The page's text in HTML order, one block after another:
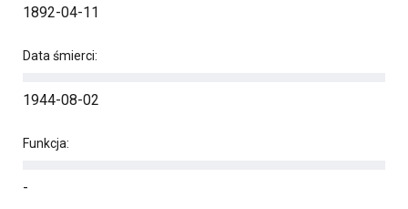
1892-04-11
Data śmierci:
1944-08-02
Funkcja:
-